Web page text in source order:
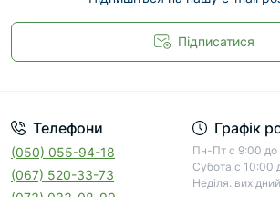
Підписатися
Телефони
(050) 055-94-18
(067) 520-33-73
Графік
Пн-Пт с 9:00 до
Субота с 10:00
Неділя: вихідний